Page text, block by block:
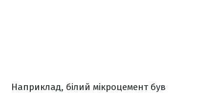
Наприклад, білий мікроцемент був